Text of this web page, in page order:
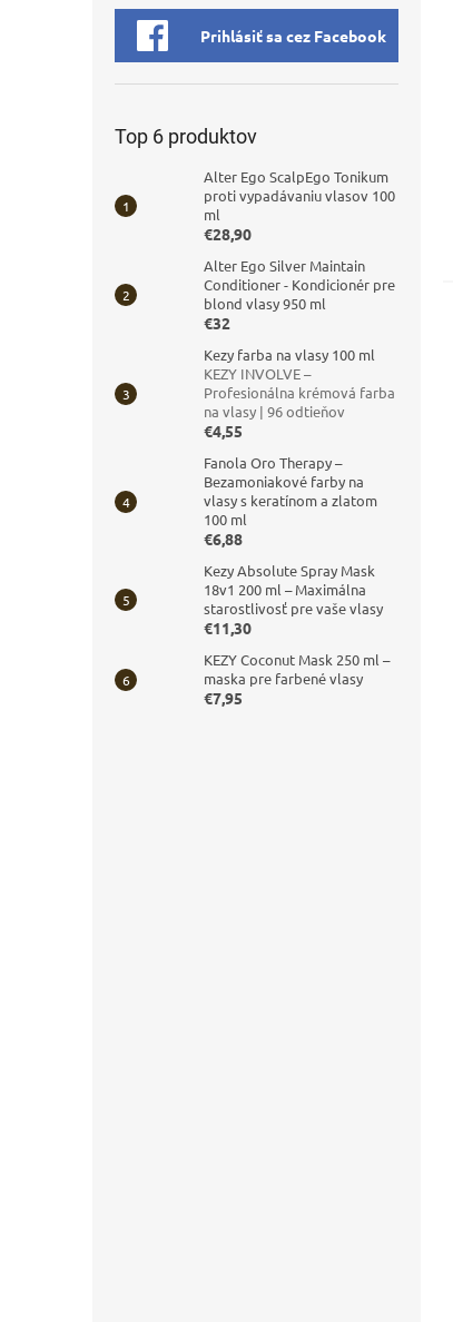
Prihlásiť sa cez Facebook
Top 6 produktov
Alter Ego ScalpEgo Tonikum
proti vypadávaniu vlasov 100
ml
€28,90
Alter Ego Silver Maintain
Conditioner - Kondicionér pre
blond vlasy 950 ml
€32
Kezy farba na vlasy 100 ml
KEZY INVOLVE –
Profesionálna krémová farba
na vlasy | 96 odtieňov
€4,55
Fanola Oro Therapy –
Bezamoniakové farby na
vlasy s keratínom a zlatom
100 ml
€6,88
Kezy Absolute Spray Mask
18v1 200 ml – Maximálna
starostlivosť pre vaše vlasy
€11,30
KEZY Coconut Mask 250 ml –
maska pre farbené vlasy
€7,95